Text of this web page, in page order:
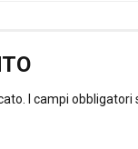
I campi